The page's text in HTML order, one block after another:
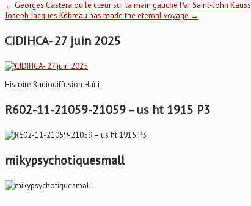
Post
navigation
← Georges Castera ou le cœur sur la main gauche Par Saint-John Kauss
Joseph Jacques Kébreau has made the eternal voyage →
CIDIHCA- 27 juin 2025
Histoire Radiodiffusion Haïti
R602-11-21059-21059 – us ht 1915 P3
mikypsychotiquesmall